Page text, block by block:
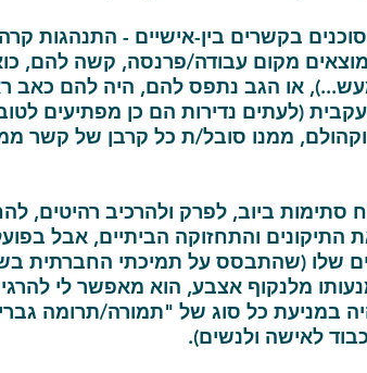
בקשרים בין-אישיים - התנהגות
מקום עבודה/פרנסה, קשה להם,
או הגב נתפס להם, היה להם כאב
(לעתים נדירות הם כן מפתיעים
ממנו סובל/ת כל קרבן של קשר
ביוב, לפרק ולהרכיב רהיטים,
התיקונים והתחזוקה הביתיים, אבל
שלו (שהתבסס על תמיכתי החברתית
מלנקוף אצבע, הוא מאפשר לי
במניעת כל סוג של "תמורה/תרומה
לאישה ולנשים).